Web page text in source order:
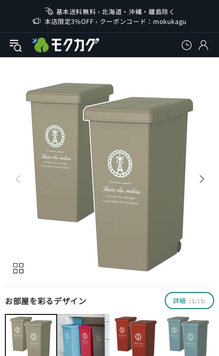
基本送料無料 › 北海道・沖縄・離島除く
本店限定3%OFF › クーポンコード：mokukagu
お部屋を彩るデザイン 詳細 (1/15)